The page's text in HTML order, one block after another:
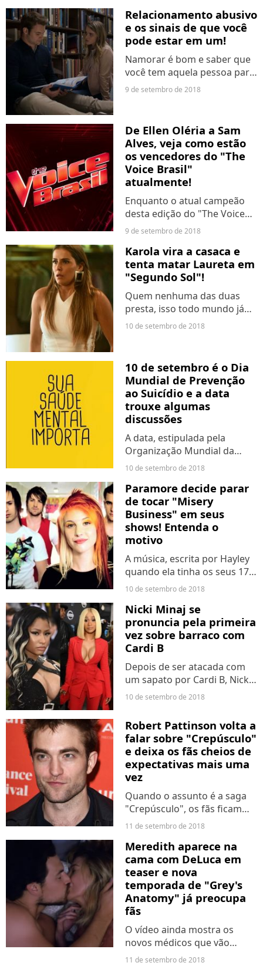
ruivos, a gata se tornou uma
it girl inspiração para muitas
meninas...
Relacionamento abusivo
e os sinais de que você
pode estar em um!
Namorar é bom e saber que
você tem aquela pessoa para
assistir Netflix em um
coisas estão esquisitas, você
não precisa ficar com
alguém...
9 de setembro de 2018
De Ellen Oléria a Sam
Alves, veja como estão
os vencedores do "The
Voice Brasil"
atualmente!
Enquanto o atual campeão
desta edição do "The Voice
Brasil" não sai, o Purebreak
para descobrir como estão
os seis campeões
atualmente. Será que eles
ainda...
9 de setembro de 2018
Karola vira a casaca e
tenta matar Laureta em
"Segundo Sol"!
Quem nenhuma das duas
presta, isso todo mundo já
sabe. Mas tudo indica que a
a outra e a ex-mulher de Beto
(Emilio Dantas) ficará...
10 de setembro de 2018
10 de setembro é o Dia
Mundial de Prevenção
ao Suicídio e a data
trouxe algumas
discussões
A data, estipulada pela
Organização Mundial da
Saúde (OMS), tem o objetivo
maior sobre o assunto e sua
conscientização, para que -
principalmente - menos
pessoas...
10 de setembro de 2018
Paramore decide parar
de tocar "Misery
Business" em seus
shows! Entenda o
motivo
A música, escrita por Hayley
quando ela tinha os seus 17,
18 anos, estimulava uma rixa
também é possível observar
no clipe do canção - e isso
não faz mais parte...
10 de setembro de 2018
Nicki Minaj se
pronuncia pela primeira
vez sobre barraco com
Cardi B
Depois de ser atacada com
um sapato por Cardi B, Nicki
Minaj quebrou o silêncio
sexta-feira (7). A rapper se
defendeu e mandou um
recado diretamente para...
10 de setembro de 2018
Robert Pattinson volta a
falar sobre "Crepúsculo"
e deixa os fãs cheios de
expectativas mais uma
vez
Quando o assunto é a saga
"Crepúsculo", os fãs ficam
sempre na esperança de
sobre um possível
reencontro ou até mesmo
uma continuação - Esses são
os que sonham...
11 de setembro de 2018
Meredith aparece na
cama com DeLuca em
teaser e nova
temporada de "Grey's
Anatomy" já preocupa
fãs
O vídeo ainda mostra os
novos médicos que vão
chegar causando no Sloan
11 de setembro de 2018